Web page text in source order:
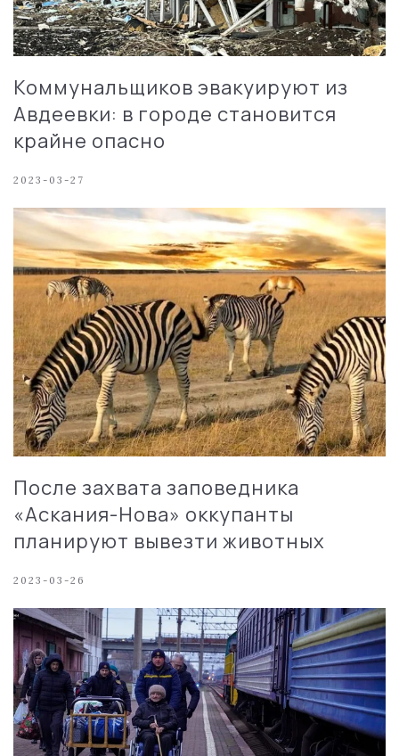
Коммунальщиков эвакуируют из
Авдеевки: в городе становится
крайне опасно
2023-03-27
После захвата заповедника
«Аскания-Нова» оккупанты
планируют вывезти животных
2023-03-26